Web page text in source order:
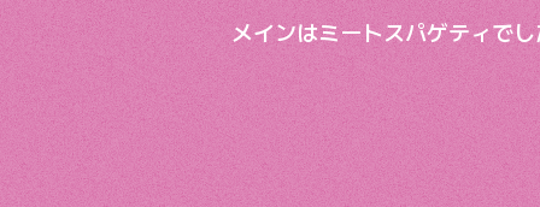
メインはミートスパゲティで